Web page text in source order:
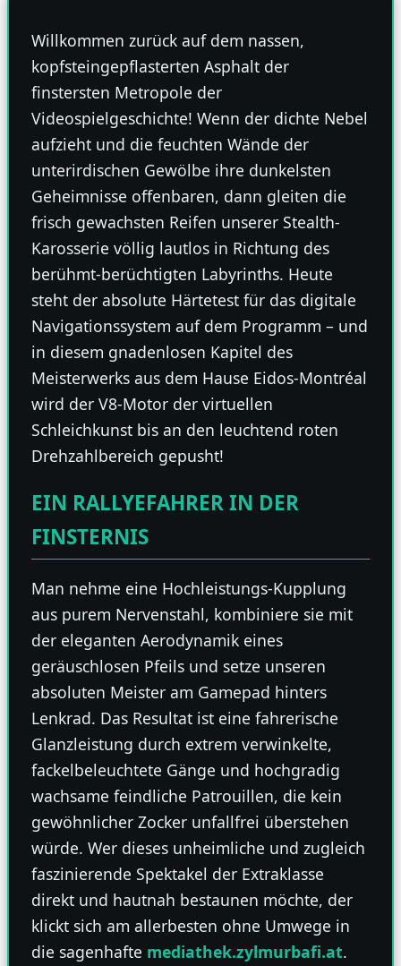
Willkommen zurück auf dem nassen,
kopfsteingepflasterten Asphalt der
finstersten Metropole der
Videospielgeschichte! Wenn der dichte Nebel
aufzieht und die feuchten Wände der
unterirdischen Gewölbe ihre dunkelsten
Geheimnisse offenbaren, dann gleiten die
frisch gewachsten Reifen unserer Stealth-
Karosserie völlig lautlos in Richtung des
berühmt-berüchtigten Labyrinths. Heute
steht der absolute Härtetest für das digitale
Navigationssystem auf dem Programm – und
in diesem gnadenlosen Kapitel des
Meisterwerks aus dem Hause Eidos-Montréal
wird der V8-Motor der virtuellen
Schleichkunst bis an den leuchtend roten
Drehzahlbereich gepusht!
EIN RALLYEFAHRER IN DER
FINSTERNIS
Man nehme eine Hochleistungs-Kupplung
aus purem Nervenstahl, kombiniere sie mit
der eleganten Aerodynamik eines
geräuschlosen Pfeils und setze unseren
absoluten Meister am Gamepad hinters
Lenkrad. Das Resultat ist eine fahrerische
Glanzleistung durch extrem verwinkelte,
fackelbeleuchtete Gänge und hochgradig
wachsame feindliche Patrouillen, die kein
gewöhnlicher Zocker unfallfrei überstehen
würde. Wer dieses unheimliche und zugleich
faszinierende Spektakel der Extraklasse
direkt und hautnah bestaunen möchte, der
klickt sich am allerbesten ohne Umwege in
die sagenhafte mediathek.zylmurbafi.at.